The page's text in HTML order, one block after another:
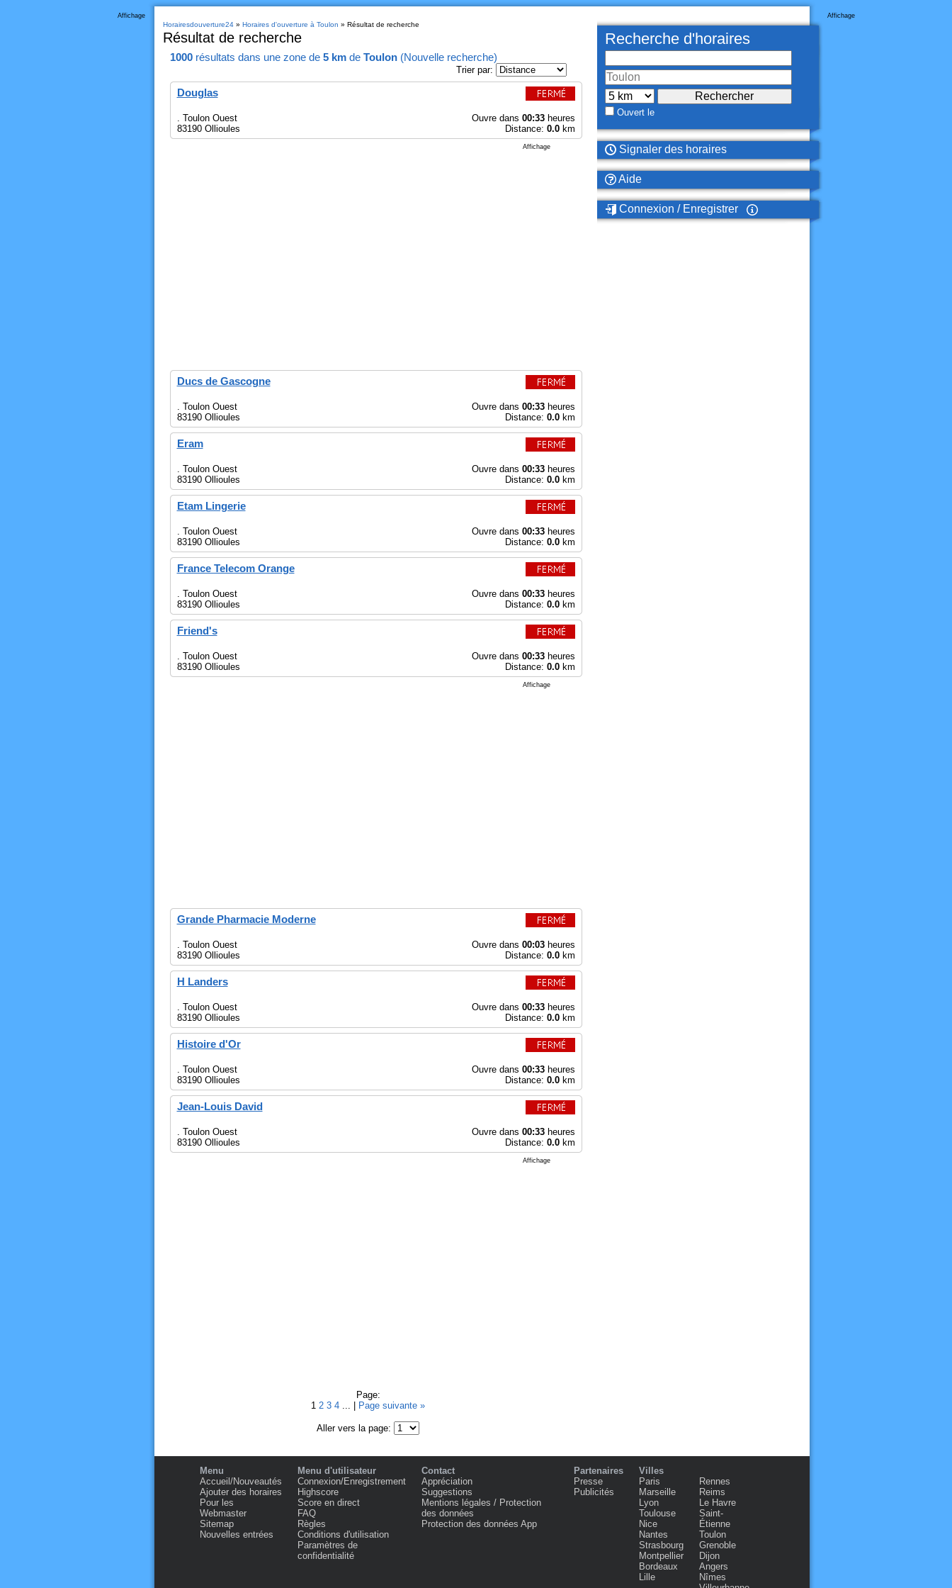
Affichage
Horairesdouverture24» Horaires d'ouverture à Toulon » Résultat de recherche
Résultat de recherche
1000résultats dans une zone de 5 kmde Toulon(Nouvelle recherche)
Trier par:
Douglas
. Toulon Ouest
83190 Ollioules
Ouvre dans 00:33heures
Distance: 0.0km
Affichage
Ducs de Gascogne
. Toulon Ouest
83190 Ollioules
Ouvre dans 00:33heures
Distance: 0.0km
Eram
. Toulon Ouest
83190 Ollioules
Ouvre dans 00:33heures
Distance: 0.0km
Etam Lingerie
. Toulon Ouest
83190 Ollioules
Ouvre dans 00:33heures
Distance: 0.0km
France Telecom Orange
. Toulon Ouest
83190 Ollioules
Ouvre dans 00:33heures
Distance: 0.0km
Friend's
. Toulon Ouest
83190 Ollioules
Ouvre dans 00:33heures
Distance: 0.0km
Affichage
Grande Pharmacie Moderne
. Toulon Ouest
83190 Ollioules
Ouvre dans 00:03heures
Distance: 0.0km
H Landers
. Toulon Ouest
83190 Ollioules
Ouvre dans 00:33heures
Distance: 0.0km
Histoire d'Or
. Toulon Ouest
83190 Ollioules
Ouvre dans 00:33heures
Distance: 0.0km
Jean-Louis David
. Toulon Ouest
83190 Ollioules
Ouvre dans 00:33heures
Distance: 0.0km
Affichage
Page:
1 2 3 4 ... | Page suivante »
Aller vers la page:
Affichage
Recherche d'horaires
Ouvert le
Signaler des horaires
Aide
Connexion / Enregistrer
Menu
Accueil/Nouveautés
Ajouter des horaires
Pour les
Webmaster
Sitemap
Nouvelles entrées
Menu d'utilisateur
Connexion/Enregistrement
Highscore
Score en direct
FAQ
Règles
Conditions d'utilisation
Paramètres de
confidentialité
Contact
Appréciation
Suggestions
Mentions légales / Protection
des données
Protection des données App
Partenaires
Presse
Publicités
Villes
Paris
Marseille
Lyon
Toulouse
Nice
Nantes
Strasbourg
Montpellier
Bordeaux
Lille
Rennes
Reims
Le Havre
Saint-
Étienne
Toulon
Grenoble
Dijon
Angers
Nîmes